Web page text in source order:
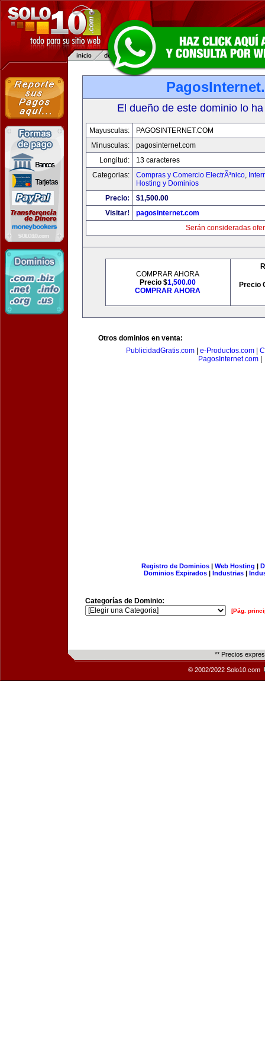
El dueño de este dominio lo
Mayusculas:
PAGOSINTERNET.COM
Minusculas:
pagosinternet.com
Longitud:
13 caracteres
Categorias:
Compras y Comercio ElectrÃ³nico,
Hosting y Dominios
Precio:
$1,500.00
Visitar!
pagosinternet.com
Serán consideradas
COMPRAR AHORA
Precio $1,500.00
COMPRAR AHORA
Precio
Otros dominios en venta:
PublicidadGratis.com
e-Productos.com
PagosInternet.com
Registro de Dominios| Web Hosting |
Dominios Expirados | Industrias |
Categorías de Dominio:
[Pág.
** Precios
© 2002/2022 Solo10.com